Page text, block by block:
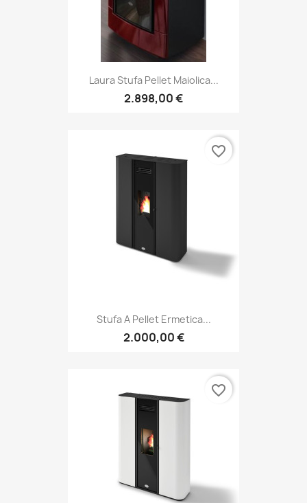
Laura Stufa Pellet Maiolica...
2.898,00 €
Stufa A Pellet Ermetica...
2.000,00 €
favorite_border
favorite_border